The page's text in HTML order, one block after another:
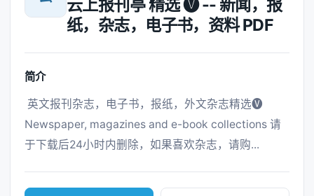
云上报刊亭 精选 🅥 -- 新闻，报
纸，杂志，电子书，资料 PDF
简介
Newspaper, magazines and e-book collections 请
于下载后24小时内删除，如果喜欢杂志，请购...